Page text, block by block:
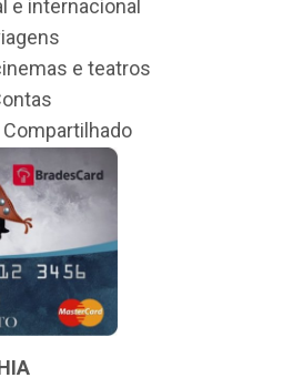
e internacional
e teatros